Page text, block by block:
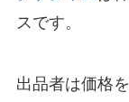
スです。
出品者は価格